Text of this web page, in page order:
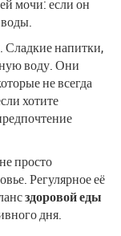
мочи: если он
Сладкие напитки,
воду. Они
не всегда
хотите
просто
Регулярное её
здоровой еды
дня.